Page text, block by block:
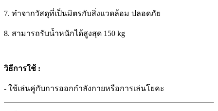
7. ทำจากวัสดุที่เป็นมิตรกับสิ่งแวดล้อม ปลอดภัย
8. สามารถรับน้ำหนักได้สูงสุด 150 kg
วิธีการใช้ :
- ใช้เล่นคู่กับการออกกำลังกายหรือการเล่นโยคะ